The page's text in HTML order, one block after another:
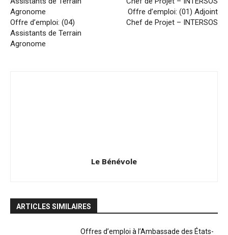
Offre d’emploi: (04)
Assistants de Terrain
Agronome
Offre d’emploi: (01) Adjoint
Chef de Projet – INTERSOS
Le Bénévole
ARTICLES SIMILAIRES
Offres d’emploi à l’Ambassade des États-